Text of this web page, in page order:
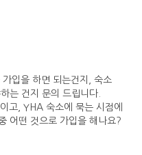
입을 하면 되는건지, 숙소
는 건지 문의 드립니다.
고, YHA 숙소에 묵는 시점에
어떤 것으로 가입을 해나요?